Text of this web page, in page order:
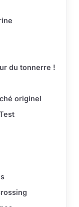
du tonnerre !
originel